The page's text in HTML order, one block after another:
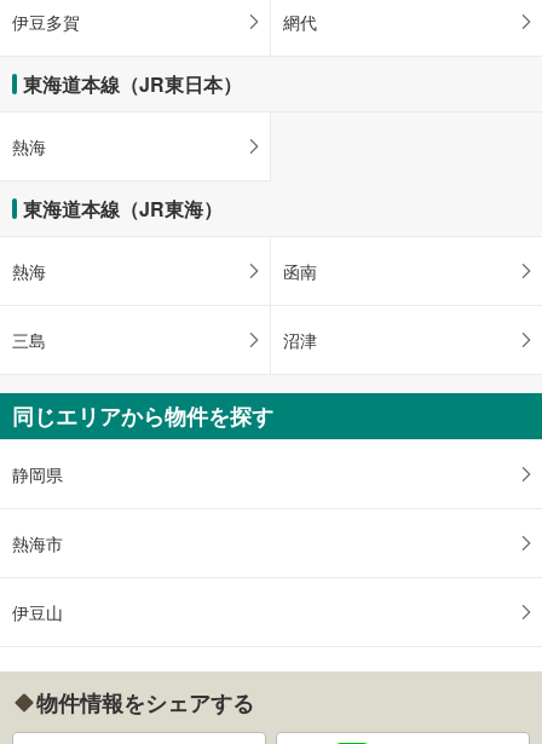
伊豆多賀 網代
東海道本線（JR東日本）
熱海
東海道本線（JR東海）
熱海 函南
三島 沼津
同じエリアから物件を探す
静岡県
熱海市
伊豆山
物件情報をシェアする